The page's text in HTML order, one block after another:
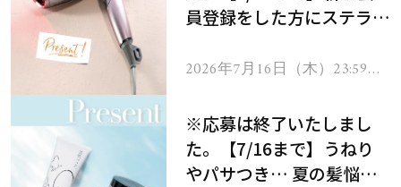
員登録をした方にステラボ
ヘアドライヤー ジュエル
2026年7月16日（木）23:59ま
※応募は終了いたしまし
た。【7/16まで】うねり
やパサつき… 夏の髪悩み